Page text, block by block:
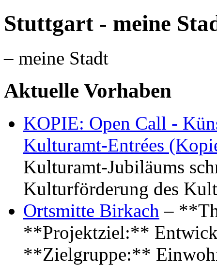
Stuttgart - meine
– meine Stadt
Aktuelle Vorhaben
KOPIE: Open Call -
Kulturamt-Entrées
Kulturamt-Jubiläums
Kulturförderung des
Ortsmitte Birkach –
**Projektziel:**
**Zielgruppe:**